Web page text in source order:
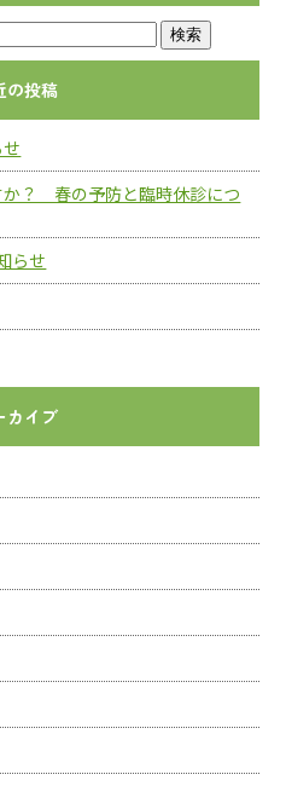
の投稿
か？ 春の予防と臨時休診につ
らせ
カイブ